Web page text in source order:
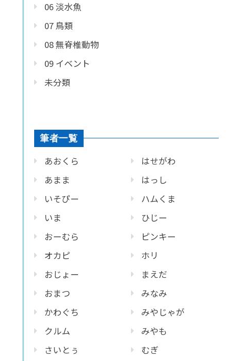
06 淡水魚
07 鳥類
08 無脊椎動物
09 イベント
未分類
筆者一覧
あおくら
あまま
いそぴー
いま
おーむら
オカピ
おじょー
おまつ
かわぐち
クルム
さいとぅ
はせがわ
はっし
ハムくま
ひじー
ピンキー
ホリ
まえだ
みなみ
みやじゃが
みやも
むぎ